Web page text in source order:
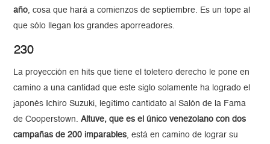
año, cosa que hará a comienzos de septiembre. Es un tope al
que sólo llegan los grandes aporreadores.
230
La proyección en hits que tiene el toletero derecho le pone en
camino a una cantidad que este siglo solamente ha logrado el
japonés Ichiro Suzuki, legítimo cantidato al Salón de la Fama
de Cooperstown.Altuve, que es el único venezolano con dos
campañas de 200 imparables, está en camino de lograr su